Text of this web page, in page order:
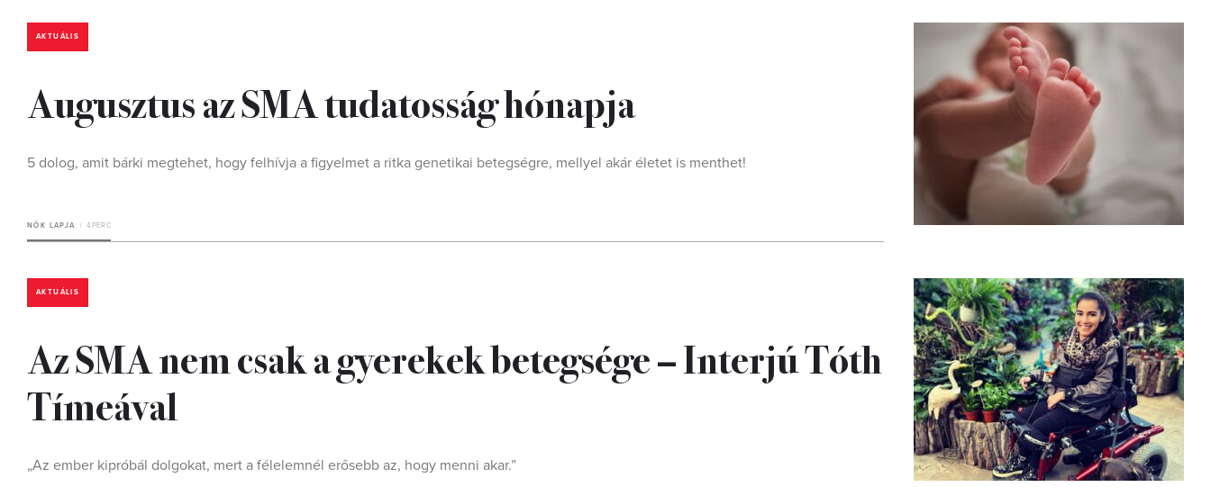
AKTUÁLIS
Augusztus az SMA tudatosság hónapja
5 dolog, amit bárki megtehet, hogy felhívja a figyelmet a ritka genetikai betegségre, mellyel akár életet is menthet!
NŐK LAPJA 4 PERC
AKTUÁLIS
Az SMA nem csak a gyerekek betegsége – Interjú Tóth
Tímeával
„Az ember kipróbál dolgokat, mert a félelemnél erősebb az, hogy menni akar.”